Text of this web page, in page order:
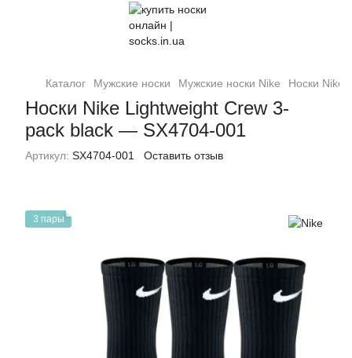
Каталог Мужские носки Мужские носки Nike Носки Nike
Носки Nike Lightweight Crew 3-
pack black — SX4704-001
Артикул: SX4704-001 Оставить отзыв
3 пары